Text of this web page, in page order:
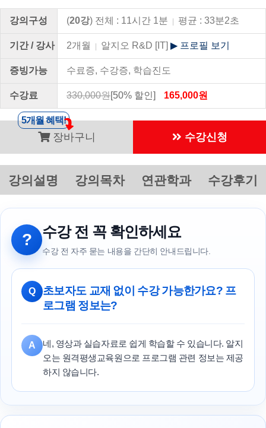
강의구성 (20강) 전체 : 11시간 1분 | 평균 : 33분2초
기간 / 강사 2개월 | 알지오 R&D [IT] ▶ 프로필 보기
증빙가능 수료증, 수강증, 학습진도
수강료 330,000원[50% 할인] 165,000원
장바구니 수강신청
5개월 혜택!
강의설명 강의목차 연관학과 수강후기
? 수강 전 꼭 확인하세요
수강 전 자주 묻는 내용을 간단히 안내드립니다.
Q
초보자도 교재 없이 수강 가능한가요? 프
로그램 정보는?
A
네, 영상과 실습자료로 쉽게 학습할 수 있습니다. 알지
오는 원격평생교육원으로 프로그램 관련 정보는 제공
하지 않습니다.